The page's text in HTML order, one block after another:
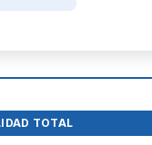
TOTAL